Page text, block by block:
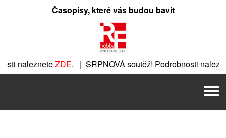
Časopisy, které vás budou bavit
nalezneteZDE. | SRPNOVÁ soutěž! Podrobnosti
. |